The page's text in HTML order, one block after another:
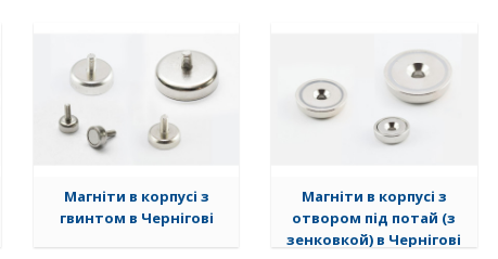
Магніти в корпусі з
гвинтом в Чернігові
Магніти в корпусі з
отвором під потай (з
зенковкой) в Чернігові